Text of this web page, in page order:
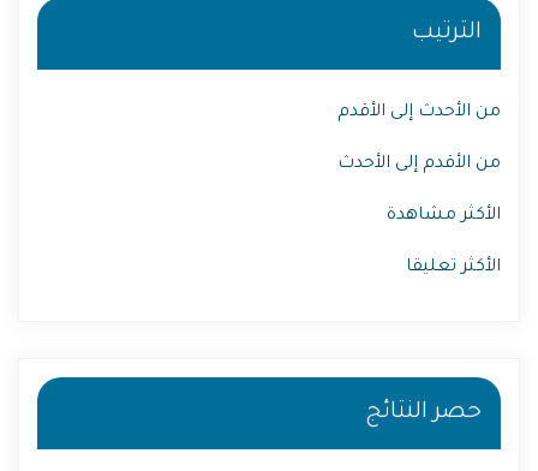
الترتيب
من الأحدث إلى الأقدم
من الأقدم إلى الأحدث
الأكثر مشاهدة
الأكثر تعليقا
حصر النتائج